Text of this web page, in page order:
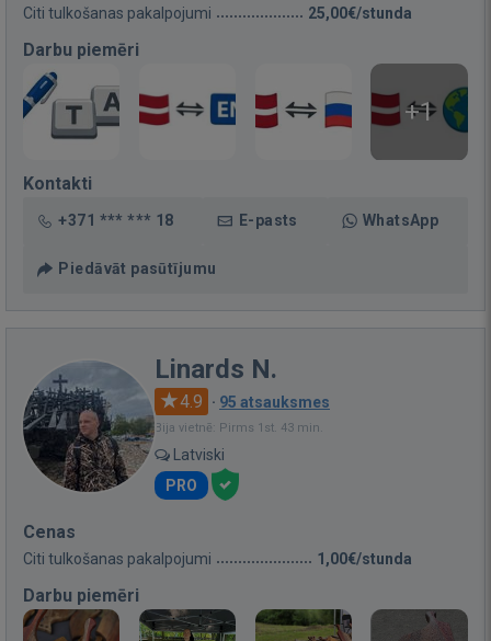
Citi tulkošanas pakalpojumi 25,00€/stunda
Darbu piemēri
+1
Kontakti
+371 *** *** 18 E-pasts WhatsApp
Piedāvāt pasūtījumu
Linards N.
4.9 · 95 atsauksmes
Bija vietnē: Pirms 1st. 43 min.
Latviski
PRO
Cenas
Citi tulkošanas pakalpojumi 1,00€/stunda
Darbu piemēri